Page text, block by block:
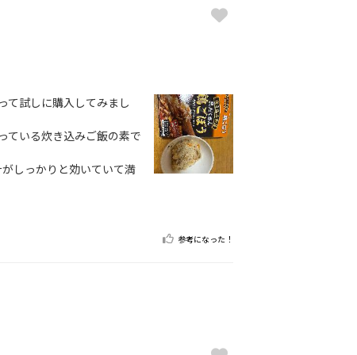
て試しに購入してみまし
ている炊き込みご飯の素で
しっかりと効いていて満
参考になった！